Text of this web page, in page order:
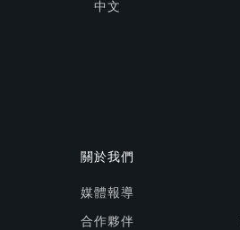
中文
關於我們
媒體報導
合作夥伴